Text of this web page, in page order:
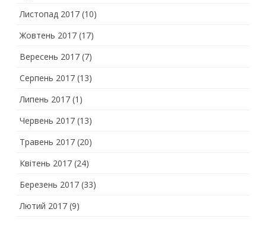
Листопад 2017 (10)
Жовтень 2017 (17)
Вересень 2017 (7)
Серпень 2017 (13)
Липень 2017 (1)
Червень 2017 (13)
Травень 2017 (20)
Квітень 2017 (24)
Березень 2017 (33)
Лютий 2017 (9)